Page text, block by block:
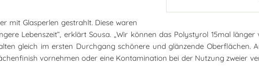
mit Glasperlen gestrahlt. Diese waren
Lebenszeit“, erklärt Sousa. „Wir können das Polystyrol 15mal
gleich im ersten Durchgang schönere und glänzende Oberflächen.
vornehmen oder eine Kontamination bei der Nutzung zweier